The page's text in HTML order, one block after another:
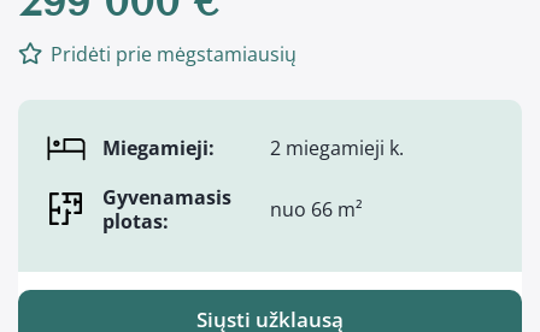
Pridėti prie mėgstamiausių
Miegamieji:
2 miegamieji k.
Gyvenamasis
plotas:
nuo 66 m²
Siųsti užklausą